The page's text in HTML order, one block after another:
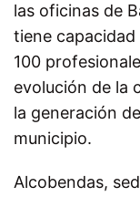
las oficinas de
tiene
100
evolución de la
la generación
municipio.
Alcobendas,